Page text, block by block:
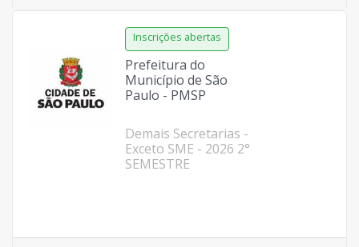
Prefeitura do
Município de São
Paulo - PMSP
Demais Secretarias -
Exceto SME - 2026 2°
SEMESTRE